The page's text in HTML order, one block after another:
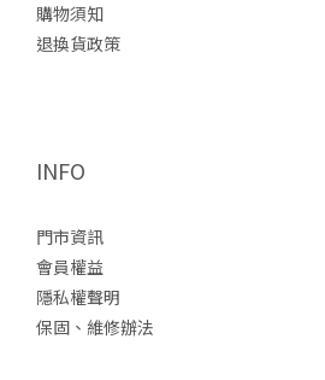
積熱流汗，接著一停下來又迅速變冷；
繩到翻越岩稜的過程裡，它維持了一種
Jacket Day 2 帝王之山的清晨（12-
零下。▸四月的凌晨還是有機會看到零下
身體還沒完全熱開，但又不能穿太厚，
過熱。這也是我這次特別有感的地方。▸
隊出發Keb Thermal Wind Jacket 像是
購物須知
退換貨政策
INFO
門市資訊
會員權益
隱私權聲明
保固、維修辦法